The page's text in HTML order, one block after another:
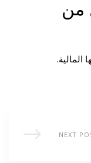
من
المالية.
NEXT